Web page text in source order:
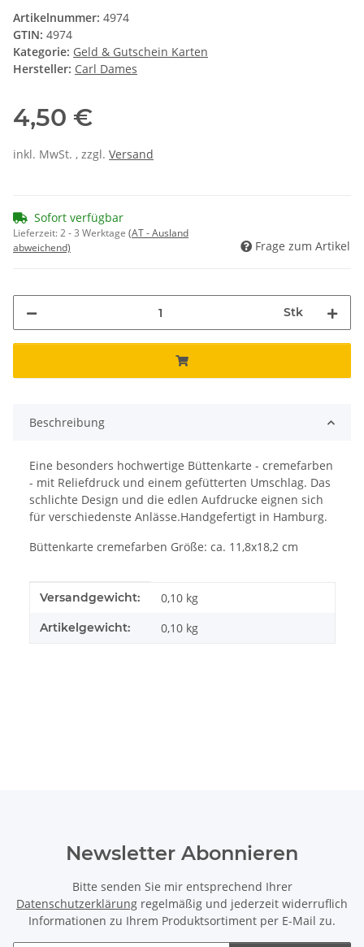
Artikelnummer: 4974
GTIN: 4974
Kategorie: Geld & Gutschein Karten
Hersteller: Carl Dames
4,50 €
inkl. MwSt. , zzgl. Versand
Sofort verfügbar
Lieferzeit:2 - 3 Werktage (AT - Ausland
abweichend)
Frage zum Artikel
Stk
Beschreibung
Eine besonders hochwertige Büttenkarte - cremefarben
- mit Reliefdruck und einem gefütterten Umschlag. Das
schlichte Design und die edlen Aufdrucke eignen sich
für verschiedenste Anlässe.Handgefertigt in Hamburg.
Büttenkarte cremefarben Größe: ca. 11,8x18,2 cm
Produkteigenschaft
Wert
Versandgewicht: 0,10 kg
Artikelgewicht: 0,10 kg
Newsletter Abonnieren
Bitte senden Sie mir entsprechend Ihrer
Datenschutzerklärung regelmäßig und jederzeit widerruflich
Informationen zu Ihrem Produktsortiment per E-Mail zu.